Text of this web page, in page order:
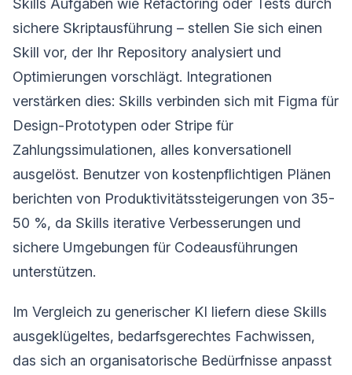
Skills Aufgaben wie Refactoring oder Tests durch
sichere Skriptausführung – stellen Sie sich einen
Skill vor, der Ihr Repository analysiert und
Optimierungen vorschlägt. Integrationen
verstärken dies: Skills verbinden sich mit Figma für
Design-Prototypen oder Stripe für
Zahlungssimulationen, alles konversationell
ausgelöst. Benutzer von kostenpflichtigen Plänen
berichten von Produktivitätssteigerungen von 35-
50 %, da Skills iterative Verbesserungen und
sichere Umgebungen für Codeausführungen
unterstützen.
Im Vergleich zu generischer KI liefern diese Skills
ausgeklügeltes, bedarfsgerechtes Fachwissen,
das sich an organisatorische Bedürfnisse anpasst